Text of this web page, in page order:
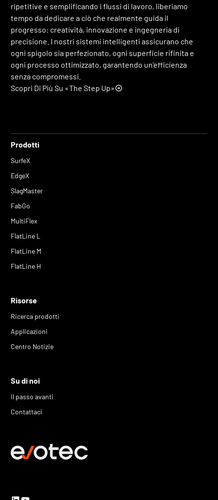
ripetitive e semplificando i flussi di lavoro, liberiamo
tempo da dedicare a ciò che realmente guida il
progresso: creatività, innovazione e ingegneria di
precisione. I nostri sistemi intelligenti assicurano che
ogni spigolo sia perfezionato, ogni superficie rifinita e
ogni processo ottimizzato, garantendo un'efficienza
senza compromessi.
Scopri Di Più Su «The Step Up»
Prodotti
SurfeX
EdgeX
SlagMaster
FabGo
MultiFlex
FlatLine L
FlatLine M
FlatLine H
Risorse
Ricerca prodotti
Applicazioni
Centro Notizie
Su di noi
Il passo avanti
Contattaci